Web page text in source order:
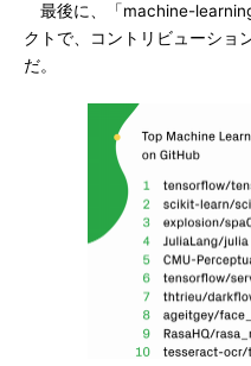
最後に、「machine-
クトで、コントリビューショ
だ。